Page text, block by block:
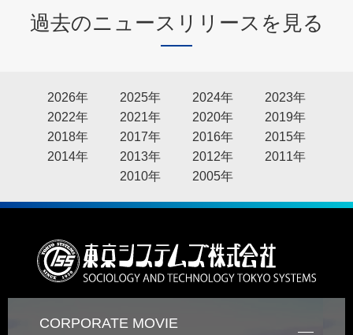
過去のニュースリリースを見る
2026年 2025年 2024年
2023年
2022年
2021年 2020年
2019年
2018年
2017年 2016年
2015年
2014年
2013年 2012年
2011年
2010年
2005年
CORPORATE MOVIE